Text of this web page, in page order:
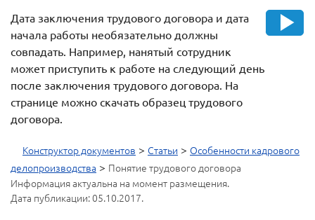
Дата заключения трудового договора и дата
начала работы необязательно должны
совпадать. Например, нанятый сотрудник
может приступить к работе на следующий день
после заключения трудового договора. На
странице можно скачать образец трудового
договора.
Конструктор документов > Статьи > Особенности кадрового
делопроизводства > Понятие трудового договора
Информация актуальна на момент размещения.
Дата публикации: 05.10.2017.